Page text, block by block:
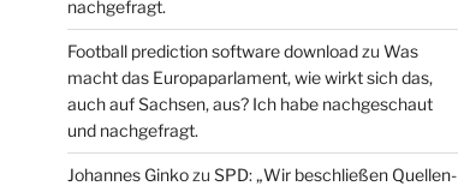
nachgefragt.
Football prediction software downloadzu Was
macht das Europaparlament, wie wirkt sich das,
auch auf Sachsen, aus? Ich habe nachgeschaut
und nachgefragt.
Johannes Ginkozu SPD: „Wir beschließen Quellen-